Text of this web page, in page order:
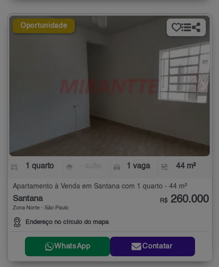
Oportunidade
1 quarto 1 vaga 44 m²
Apartamento à Venda em Santana com 1 quarto - 44 m²
Santana
Zona Norte - São Paulo
Endereço no círculo do mapa
R$ 260.000
WhatsApp Contatar